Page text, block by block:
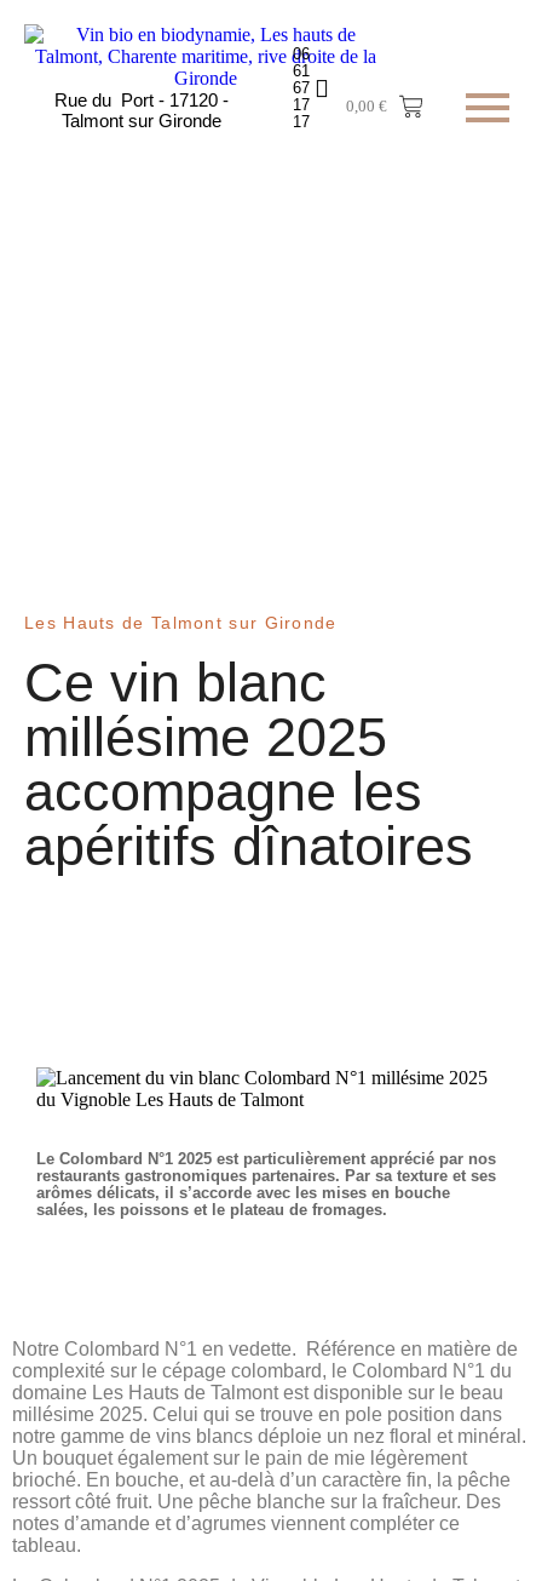
Rue du Port - 17120 -
Talmont sur Gironde
06
61
67
17
17
0,00€
Les Hauts de Talmont sur Gironde
Ce vin blanc
millésime 2025
accompagne les
apéritifs dînatoires
Le Colombard N°1 2025 est particulièrement apprécié par nos
restaurants gastronomiques partenaires. Par sa texture et ses
arômes délicats, il s’accorde avec les mises en bouche
salées, les poissons et le plateau de fromages.
Notre Colombard N°1 en vedette.
Référence en matière de
complexité sur le cépage colombard, le Colombard N°1 du
domaine Les Hauts de Talmont est disponible sur le beau
millésime 2025. Celui qui se trouve en pole position dans
notre gamme de vins blancs déploie un nez floral et minéral.
Un bouquet également sur le pain de mie légèrement
brioché. En bouche, et au-delà d’un caractère fin, la pêche
ressort côté fruit. Une pêche blanche sur la fraîcheur. Des
notes d’amande et d’agrumes viennent compléter ce
tableau.